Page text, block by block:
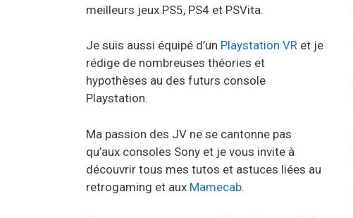
meilleurs jeux PS5, PS4 et PSVita.
Je suis aussi équipé d’un Playstation VR et je
rédige de nombreuses théories et
hypothèses au des futurs console
Playstation.
Ma passion des JV ne se cantonne pas
qu’aux consoles Sony et je vous invite à
découvrir tous mes tutos et astuces liées au
retrogaming et aux Mamecab.